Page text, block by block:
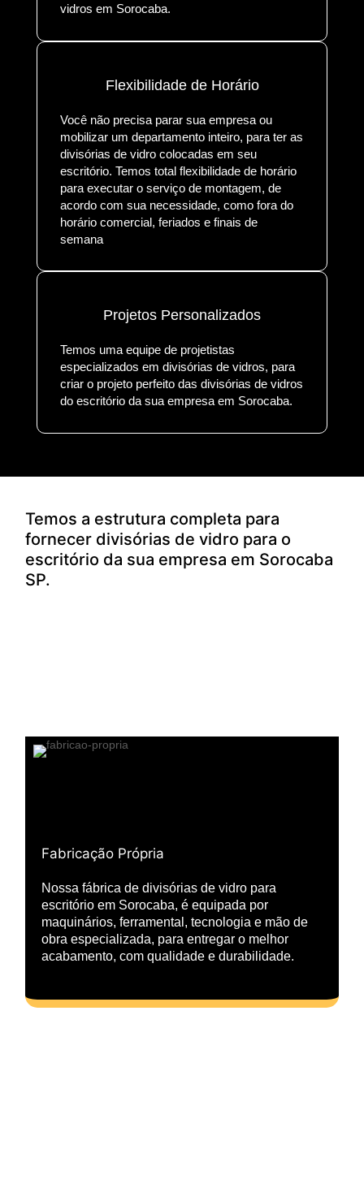
vidros em Sorocaba.
Flexibilidade de Horário
Você não precisa parar sua empresa ou
mobilizar um departamento inteiro, para ter as
divisórias de vidro colocadas em seu
escritório. Temos total flexibilidade de horário
para executar o serviço de montagem, de
acordo com sua necessidade, como fora do
horário comercial, feriados e finais de
semana
Projetos Personalizados
Temos uma equipe de projetistas
especializados em divisórias de vidros, para
criar o projeto perfeito das divisórias de vidros
do escritório da sua empresa em Sorocaba.
Temos a estrutura completa para
fornecer divisórias de vidro para o
escritório da sua empresa em Sorocaba
SP.
Fabricação Própria
Nossa fábrica de divisórias de vidro para
escritório em Sorocaba, é equipada por
maquinários, ferramental, tecnologia e mão de
obra especializada, para entregar o melhor
acabamento, com qualidade e durabilidade.